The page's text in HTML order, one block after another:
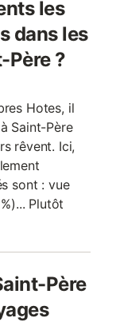
les
dans les
Père ?
Hotes, il
Saint-Père
rêvent. Ici,
sont : vue
Plutôt
Père